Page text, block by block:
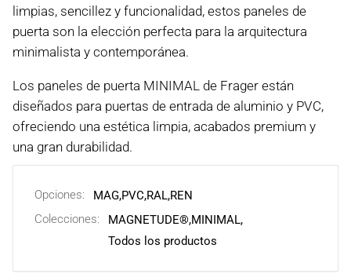
limpias, sencillez y funcionalidad, estos paneles de
puerta son la elección perfecta para la arquitectura
minimalista y contemporánea.
Los paneles de puerta MINIMAL de Frager están
diseñados para puertas de entrada de aluminio y PVC,
ofreciendo una estética limpia, acabados premium y
una gran durabilidad.
Opciones: MAG,PVC,RAL,REN
Colecciones:
MAGNETUDE®,MINIMAL,
Todos los productos